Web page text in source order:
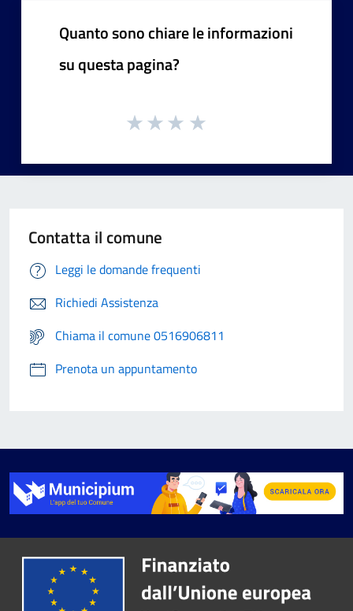
Quanto sono chiare le informazioni
su questa pagina?
Contatta il comune
Leggi le domande frequenti
Richiedi Assistenza
Chiama il comune 0516906811
Prenota un appuntamento